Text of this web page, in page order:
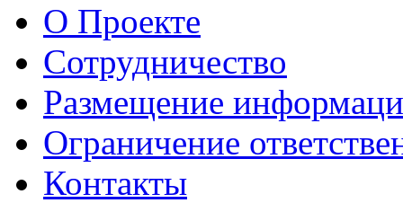
О Проекте
Сотрудничество
Размещение
Ограничение
Контакты